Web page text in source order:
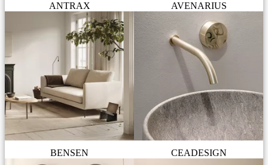
ANTRAX AVENARIUS
BENSEN CEADESIGN